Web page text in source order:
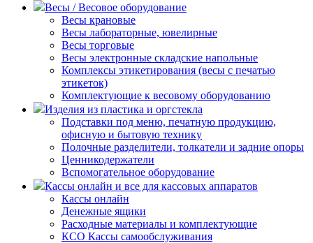
Весы / Весовое оборудование
Весы крановые
Весы лабораторные, ювелирные
Весы торговые
Весы электронные складские напольные
Комплексы этикетирования (весы с печатью
этикеток)
Комплектующие к весовому оборудованию
Изделия из пластика и оргстекла
Подставки под меню, печатную продукцию,
офисную и бытовую технику
Полочные разделители, толкатели и задние опоры
Ценникодержатели
Вспомогательное оборудование
Кассы онлайн и все для кассовых аппаратов
Кассы онлайн
Денежные ящики
Расходные материалы и комплектующие
КСО Кассы самообслуживания